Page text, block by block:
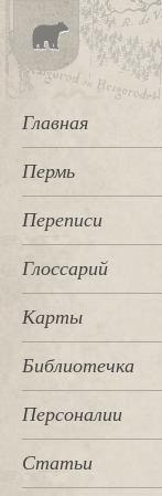
Главная
Пермь
Переписи
Глоссарий
Карты
Библиотечка
Персоналии
Статьи